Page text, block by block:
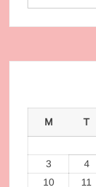
M T
3
4
10
11